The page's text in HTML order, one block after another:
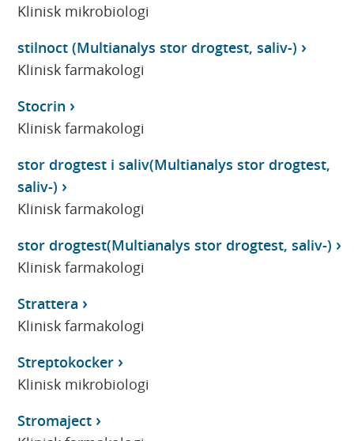
Klinisk mikrobiologi
stilnoct (Multianalys stor drogtest, saliv-)
Klinisk farmakologi
Stocrin
Klinisk farmakologi
stor drogtest i saliv(Multianalys stor drogtest,
saliv-)
Klinisk farmakologi
stor drogtest(Multianalys stor drogtest, saliv-)
Klinisk farmakologi
Strattera
Klinisk farmakologi
Streptokocker
Klinisk mikrobiologi
Stromaject